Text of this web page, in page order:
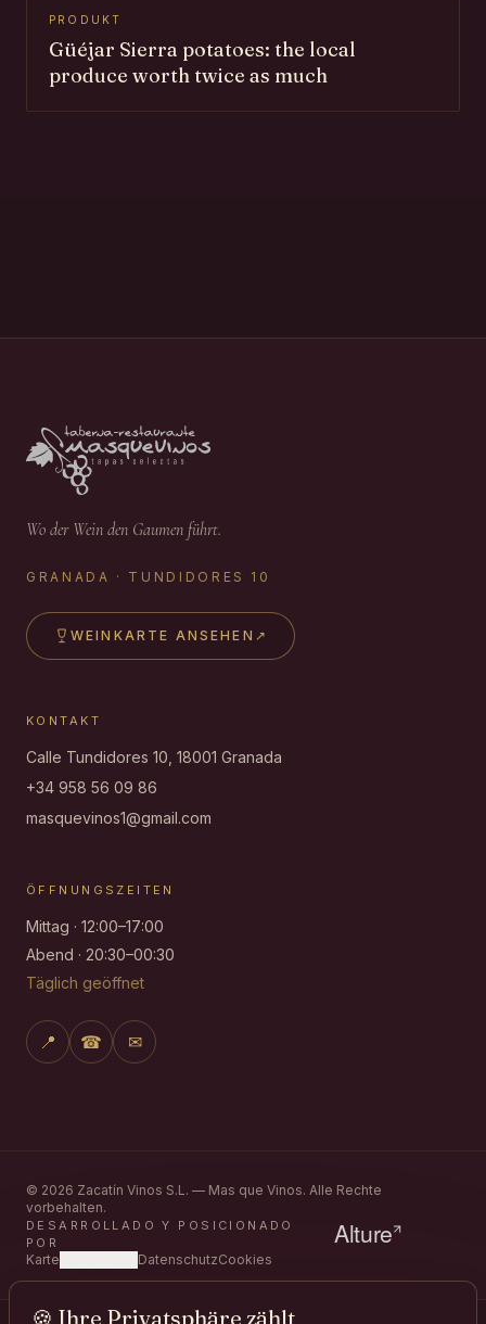
PRODUKT
Güéjar Sierra potatoes: the local
produce worth twice as much
Wo der Wein den Gaumen führt.
GRANADA · TUNDIDORES 10
WEINKARTE ANSEHEN ↗
KONTAKT
Calle Tundidores 10, 18001 Granada
+34 958 56 09 86
masquevinos1@gmail.com
ÖFFNUNGSZEITEN
Mittag · 12:00–17:00
Abend · 20:30–00:30
Täglich geöffnet
📍 ☎ ✉
© 2026 Zacatín Vinos S.L. — Mas que Vinos. Alle Rechte
vorbehalten.
DESARROLLADO Y POSICIONADO
POR
Karte DatenschutzCookies
🍪 Ihre Privatsphäre zählt